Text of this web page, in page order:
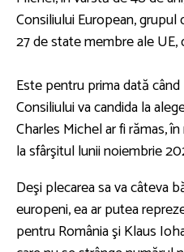
Consiliului European,
27 de state membre ale UE,
Este pentru prima dată
Consiliului va candida la
Charles Michel ar fi rămas,
la sfârşitul lunii noiembrie
Deşi plecarea sa va câteva
europeni, ea ar putea
pentru România şi Klaus